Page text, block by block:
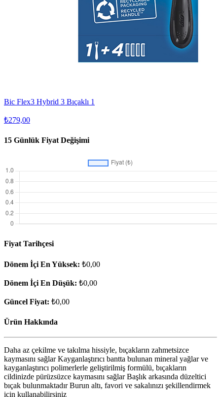
Bic Flex3 Hybrid 3 Bıçaklı 1
₺279,00
15 Günlük Fiyat Değişimi
Fiyat Tarihçesi
Dönem İçi En Yüksek: ₺0,00
Dönem İçi En Düşük: ₺0,00
Güncel Fiyat: ₺0,00
Ürün Hakkında
Daha az çekilme ve takılma hissiyle, bıçakların zahmetsizce
kaymasını sağlar Kayganlaştırıcı bantta bulunan mineral yağlar ve
kayganlaştırıcı polimerlerle geliştirilmiş formülü, bıçakların
cildinizde pürüzsüzce kaymasını sağlar Başlık arkasında düzeltici
bıçak bulunmaktadır Burun altı, favori ve sakalınızı şekillendirmek
için kullanabilirsiniz